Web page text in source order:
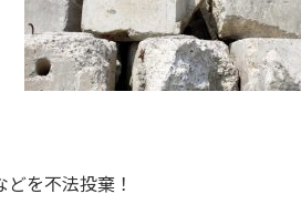
を不法投棄！